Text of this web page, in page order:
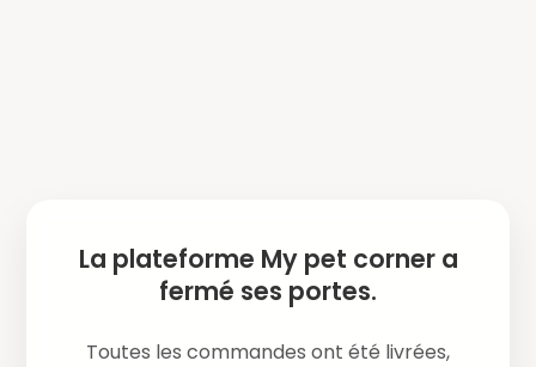
La plateforme My pet corner a
fermé ses portes.
Toutes les commandes ont été livrées,